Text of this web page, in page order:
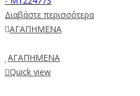
Διαβάστε περισσότερα
ΑΓΑΠΗΜΕΝΑ
ΑΓΑΠΗΜΕΝΑ
Quick view